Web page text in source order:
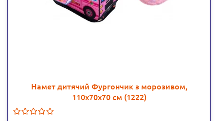
Намет дитячий Фургончик з морозивом,
110х70х70 см (1222)